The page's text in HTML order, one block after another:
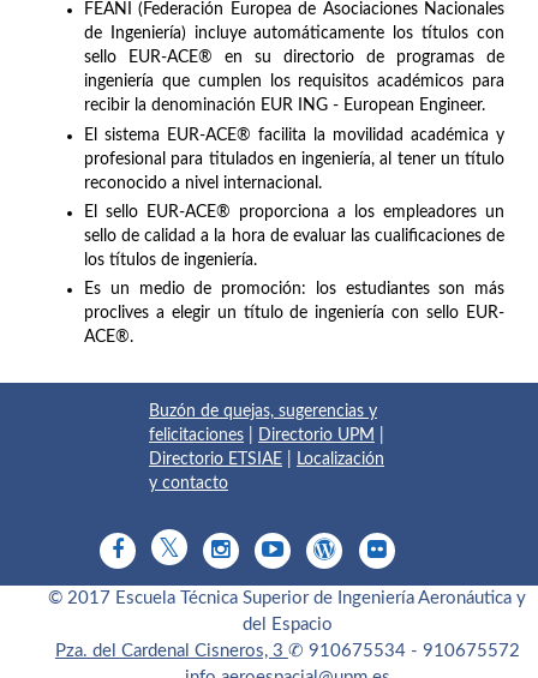
FEANI (Federación Europea de Asociaciones Nacionales
de Ingeniería) incluye automáticamente los títulos con
sello EUR-ACE® en su directorio de programas de
ingeniería que cumplen los requisitos académicos para
recibir la denominación EUR ING - European Engineer.
El sistema EUR-ACE® facilita la movilidad académica y
profesional para titulados en ingeniería, al tener un título
reconocido a nivel internacional.
El sello EUR-ACE® proporciona a los empleadores un
sello de calidad a la hora de evaluar las cualificaciones de
los títulos de ingeniería.
Es un medio de promoción: los estudiantes son más
proclives a elegir un título de ingeniería con sello EUR-
ACE®.
Buzón de quejas, sugerencias y
felicitaciones
Directorio UPM
Directorio ETSIAE
Localización
y contacto
© 2017 Escuela Técnica Superior de Ingeniería Aeronáutica y
del Espacio
Pza. del Cardenal Cisneros, 3 ✆ 910675534 - 910675572